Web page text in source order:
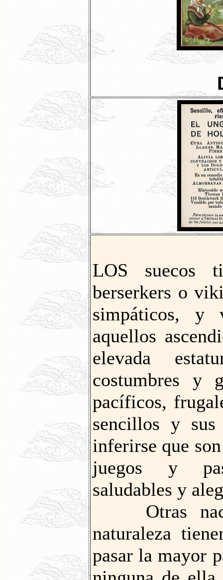
LOS suecos
berserkers o
simpáticos, y
aquellos
elevada
costumbres y
pacíficos,
sencillos y sus
inferirse que
juegos y
saludables y
Otras
naturaleza
pasar la mayor